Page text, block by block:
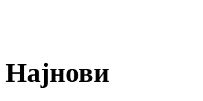
Најнови